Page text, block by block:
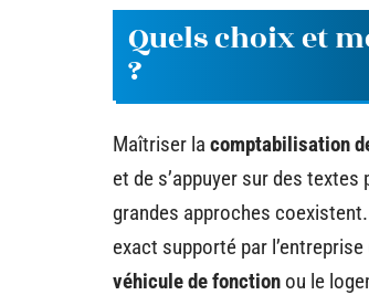
Quels choix et
?
Maîtriser la comptabilisation
et de s’appuyer sur des
grandes approches
exact supporté par
véhicule de fonction ou le